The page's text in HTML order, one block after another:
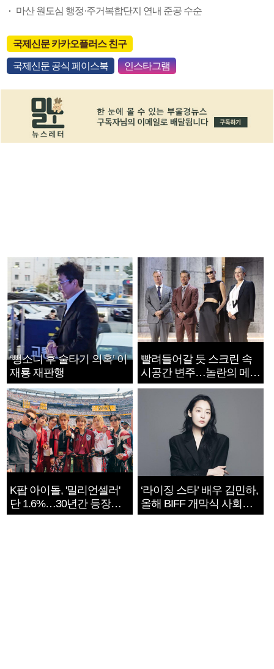
마산 원도심 행정·주거복합단지 연내 준공 수순
국제신문 카카오플러스 친구
국제신문 공식 페이스북 인스타그램
‘뺑소니 후 술타기 의혹’ 이
재룡 재판행
빨려들어갈 듯 스크린 속
시공간 변주…놀란의 메시
지는 ‘전쟁 속죄’
K팝 아이돌, '밀리언셀러'
단 1.6%…30년간 등장
1182개팀 전수조사
‘라이징 스타’ 배우 김민하,
올해 BIFF 개막식 사회자
확정